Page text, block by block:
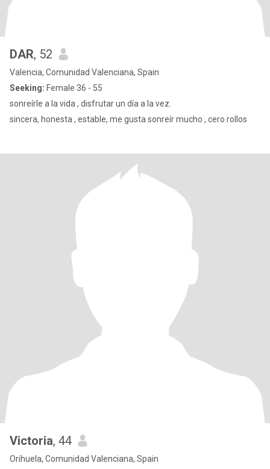
DAR, 52
Valencia, Comunidad Valenciana, Spain
Seeking: Female 36 - 55
sonreírle a la vida , disfrutar un día a la vez.
sincera, honesta , estable, me gusta sonreír mucho , cero rollos
Victoria, 44
Orihuela, Comunidad Valenciana, Spain